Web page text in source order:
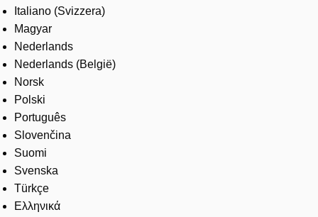
Italiano (Svizzera)
Magyar
Nederlands
Nederlands (België)
Norsk
Polski
Português
Slovenčina
Suomi
Svenska
Türkçe
Ελληνικά